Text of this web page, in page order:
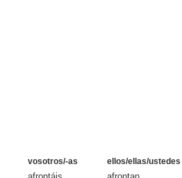
vosotros/-as ellos/ellas/ustedes